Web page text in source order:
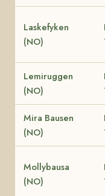
Laskefyken
(NO)
Lemiruggen
(NO)
Mira Bausen
(NO)
Mollybausa
(NO)